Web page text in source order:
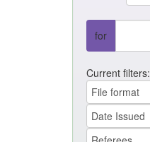
for
Current filters: